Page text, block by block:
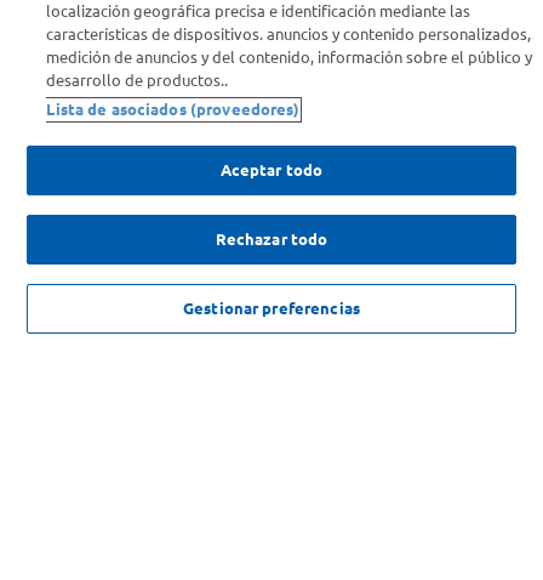
NO DISPONIBLE
Info útil
Comprá Online
Enterate de nuestras ofertas
Dejanos tu mail para recibir todas las ofertas y promociones antes
que nadie.
ENVIAR
localización geográfica precisa e identificación mediante las
características de dispositivos. anuncios y contenido personalizados,
medición de anuncios y del contenido, información sobre el público y
desarrollo de productos..
Lista de asociados (proveedores)
Aceptar todo
Rechazar todo
Gestionar preferencias